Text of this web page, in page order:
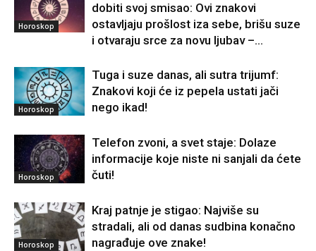
Horoskop
dobiti svoj smisao: Ovi znakovi
ostavljaju prošlost iza sebe, brišu suze
i otvaraju srce za novu ljubav –...
Horoskop
Tuga i suze danas, ali sutra trijumf:
Znakovi koji će iz pepela ustati jači
nego ikad!
Horoskop
Telefon zvoni, a svet staje: Dolaze
informacije koje niste ni sanjali da ćete
čuti!
Horoskop
Kraj patnje je stigao: Najviše su
stradali, ali od danas sudbina konačno
nagrađuje ove znake!